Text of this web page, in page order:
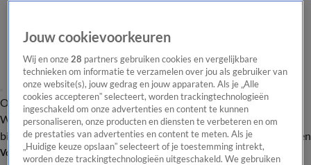
Overzicht Onze programma's Uitzendingen Onze gezichten
In de
WandelgangenInterviewsUitzending
bijwonenPodcastShopVeelgestelde vragenKijkersvraag insturen
Volg Vandaag Inside
Jouw cookievoorkeuren
Wij en onze28 partners gebruiken cookies en vergelijkbare
technieken om informatie te verzamelen over jou als gebruiker van
onze website(s), jouw gedrag en jouw apparaten. Als je „Alle
cookies accepteren” selecteert, worden trackingtechnologieën
ingeschakeld om onze advertenties en content te kunnen
personaliseren, onze producten en diensten te verbeteren en om
de prestaties van advertenties en content te meten. Als je
„Huidige keuze opslaan” selecteert of je toestemming intrekt,
worden deze trackingtechnologieën uitgeschakeld. We gebruiken